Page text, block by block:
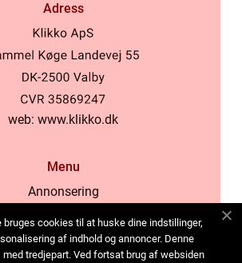
Adress
web: www.klikko.dk
Menu
Annonsering
Cookies
Kontakta oss
bruges cookies til at huske dine indstillinger,
af indhold og annoncer. Denne
tredjepart. Ved fortsat brug af websiden